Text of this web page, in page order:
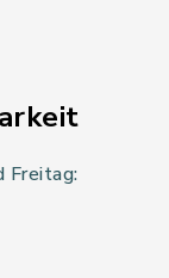
Freitag: